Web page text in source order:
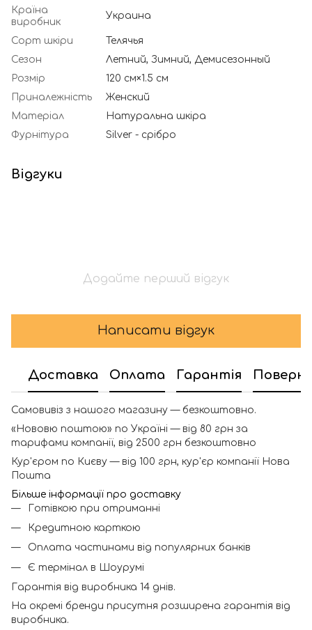
Країна
виробник
Украина
Сорт шкіри
Телячья
Сезон
Летний, Зимний, Демисезонный
Розмір
120 см×1.5 см
Приналежність
Женский
Матеріал
Натуральна шкіра
Фурнітура
Silver - срібро
Відгуки
Додайте перший відгук
Написати відгук
Доставка Оплата Гарантія
Самовивіз з нашого магазину — безкоштовно.
«Нововю поштою» по Україні — від 80 грн за
тарифами компанії, від 2500 грн безкоштовно
Кур'єром по Києву — від 100 грн, кур'єр компанії Нова
Пошта
Більше інформації про доставку
Готівкою при отриманні
Кредитною карткою
Оплата частинами від популярних банків
Є термінал в Шоурумі
Гарантія від виробника 14 днів.
На окремі бренди присутня розширена гарантія від
виробника.